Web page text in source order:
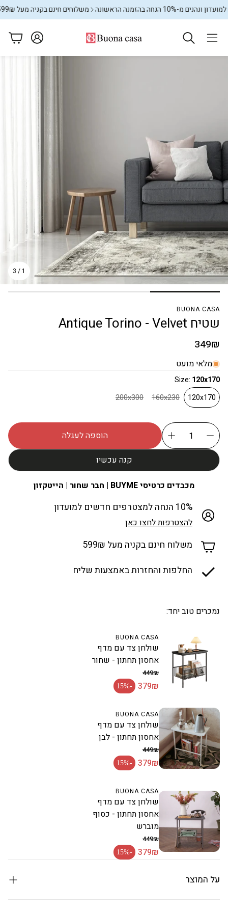
הנחה בהזמנה הראשונה משלוחים חינם בקניה מעל 599₪
1
/
3
BUONA CASA
שטיח Antique Torino - Velvet
מחיר
349₪
מלאי מועט
Size: 120x170
120x170
160x230
200x300
הוספה לעגלה
קנה עכשיו
מכבדים כרטיסי BUYME | חבר שחור | הייטקזון
10% הנחה למצטרפים חדשים למועדון
להצטרפות לחצו כאן
משלוח חינם בקניה מעל 599₪
החלפות והחזרות באמצעות שליח
נמכרים טוב יחד:
BUONA CASA
שולחן צד עם מדף
אחסון תחתון - שחור
379₪
-15%
מחיר מבצע
מחיר רגיל
449₪
BUONA CASA
שולחן צד עם מדף
אחסון תחתון - לבן
379₪
-15%
מחיר מבצע
מחיר רגיל
449₪
BUONA CASA
שולחן צד עם מדף
אחסון תחתון - כסוף
מוברש
379₪
-15%
מחיר מבצע
מחיר רגיל
449₪
על המוצר